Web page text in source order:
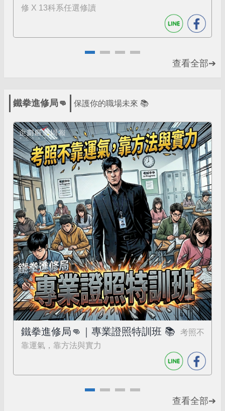
修 X 13科系任選修讀
查看全部➔
鐵拳進修局👊 保護你的職場未來 📚
鐵拳進修局👊｜專業證照特訓班 📚
考照不
靠運氣，靠方法與實力
查看全部➔